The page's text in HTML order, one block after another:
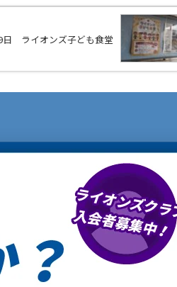
日 ライオンズ子ども食堂